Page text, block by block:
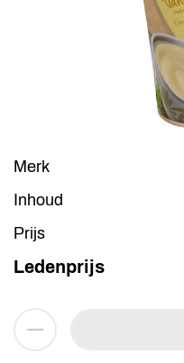
Merk
Inhoud
Prijs
Ledenprijs